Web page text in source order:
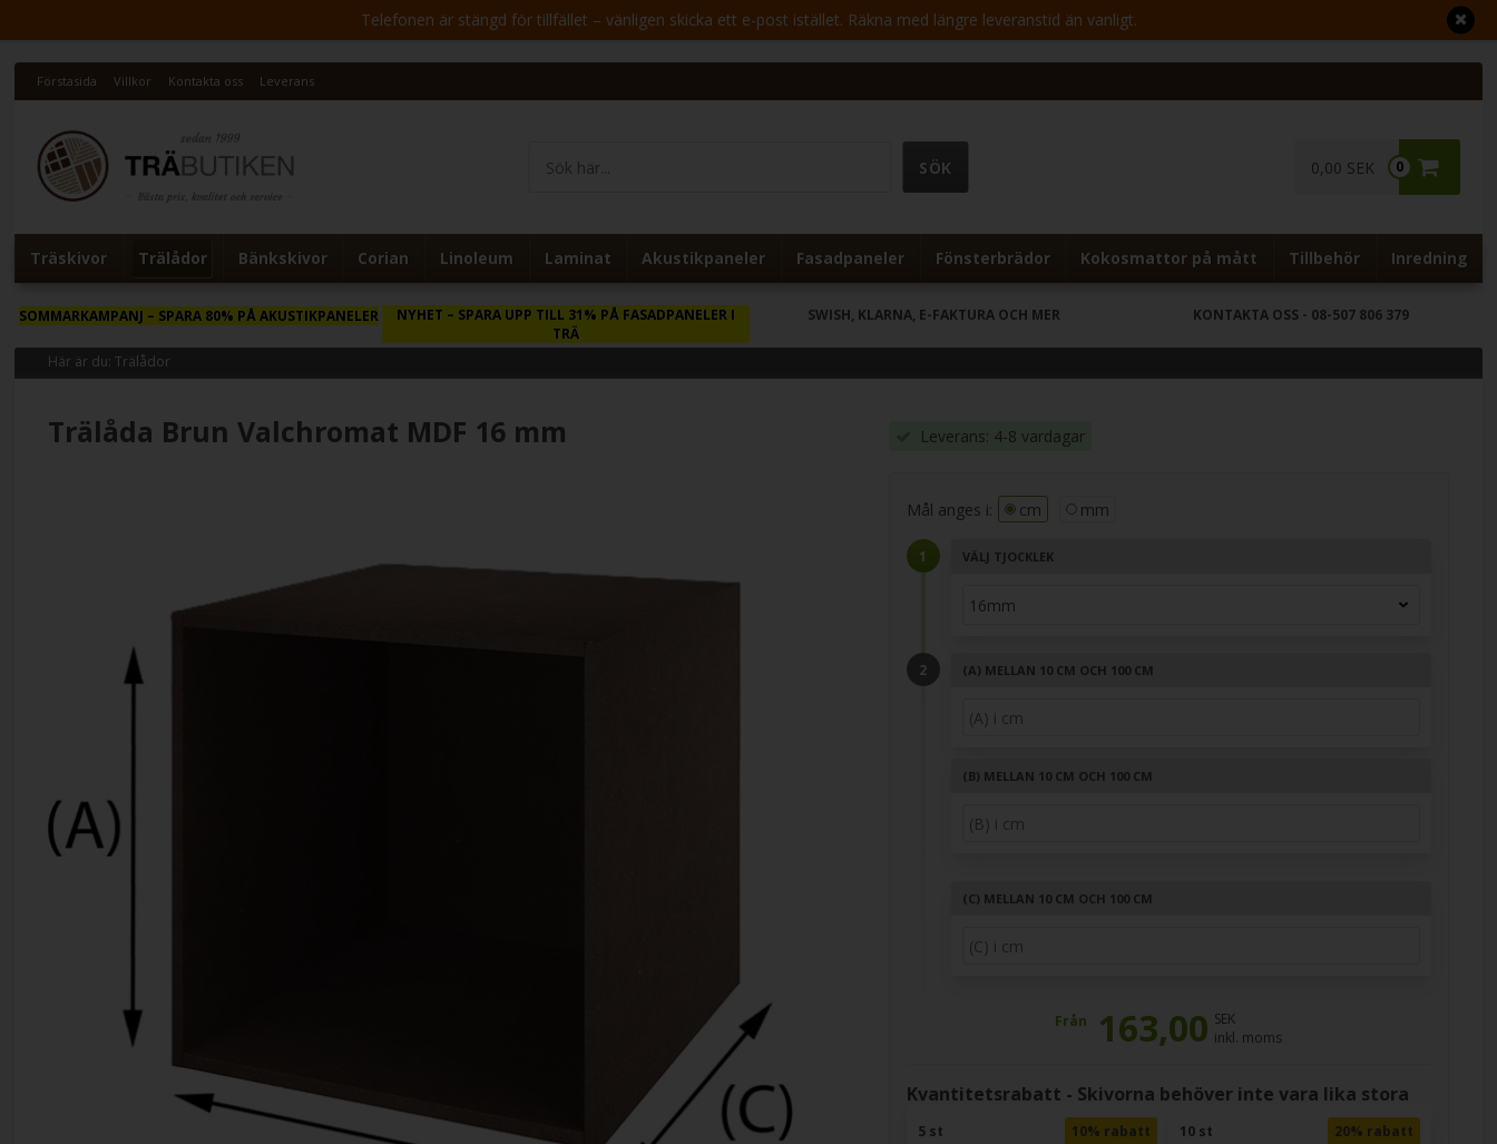
Telefonen är stängd för tillfället – vänligen skicka ett e-post istället. Räkna med längre leveranstid än vanligt.
Förstasida Villkor Kontakta oss Leverans
0
0,00 SEK
Träskivor Trälådor Bänkskivor Corian Linoleum Laminat Akustikpaneler Fasadpaneler Fönsterbrädor Kokosmattor på mått Tillbehör Inredning
SOMMARKAMPANJ– SPARA 80% PÅ AKUSTIKPANELER NYHET – SPARA UPP TILL 31% PÅ FASADPANELER I
TRÄ
SWISH, KLARNA, E-FAKTURA OCH MER KONTAKTA OSS - 08-507 806 379
Här är du:Trälådor
Trälåda Brun Valchromat MDF 16 mm Leverans: 4-8 vardagar
Mål anges i: cm mm
VÄLJ TJOCKLEK
(A) MELLAN 10 CM OCH 100 CM
(B) MELLAN 10 CM OCH 100 CM
(C) MELLAN 10 CM OCH 100 CM
Från 163,00 SEK
inkl. moms
Kvantitetsrabatt - Skivorna behöver inte vara lika stora
5 st 10% rabatt 10 st 20% rabatt